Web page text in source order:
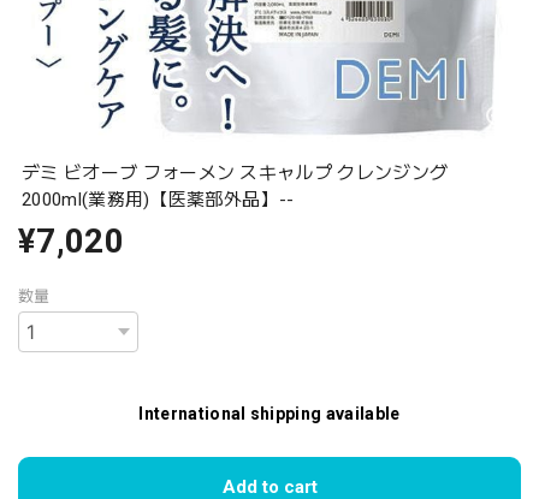
デミ ビオーブ フォーメン スキャルプ クレンジング
2000ml(業務用)【医薬部外品】--
¥7,020
数量
International shipping available
Add to cart